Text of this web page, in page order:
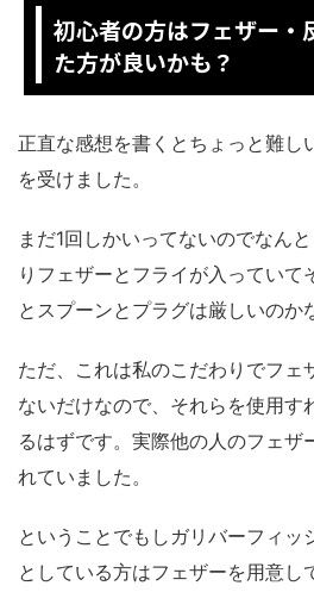
初心者の方はフェザー・
た方が良いかも？
正直な感想を書くとちょっと難し
を受けました。
まだ1回しかいってないのでなん
りフェザーとフライが入っていて
とスプーンとプラグは厳しいのか
ただ、これは私のこだわりでフェ
ないだけなので、それらを使用す
るはずです。実際他の人のフェザ
れていました。
ということでもしガリバーフィッ
としている方はフェザーを用意し